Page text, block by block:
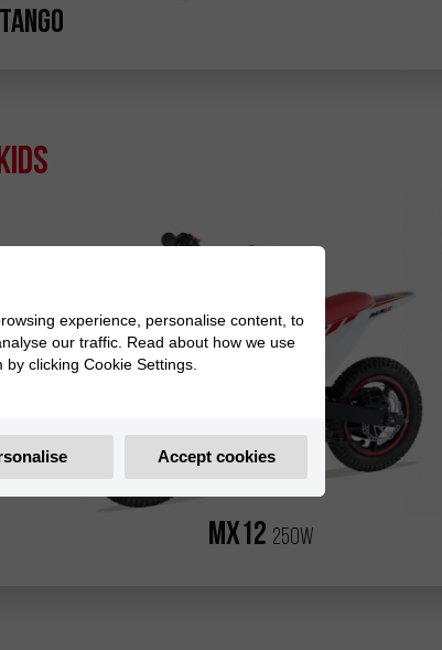
MX12 250W
experience, personalise content, to
our traffic. Read about how we use
clicking Cookie Settings.
Accept cookies